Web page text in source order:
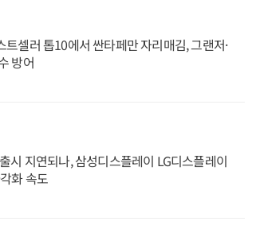
트셀러 톱10에서 싼타페만 자리매김, 그랜저·
방어
시 지연되나, 삼성디스플레이 LG디스플레이
화 속도